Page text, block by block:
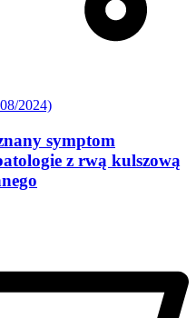
2024)
symptom
z rwą kulszową